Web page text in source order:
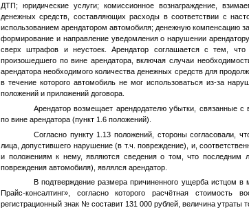
ДТП; юридические услуги; комиссионное вознаграждение,
денежных средств, составляющих расходы в соответствии с
использованием арендатором автомобиля; денежную компенсацию
формирование и направление уведомления о нарушении
сверх штрафов и неустоек. Арендатор соглашается с тем, что
произошедшего по вине арендатора, включая случаи
арендатора необходимого количества денежных средств для
в течение которого автомобиль не мог использоваться из-за
положений и приложений договора.
Арендатор возмещает арендодателю убытки, связанные с
по вине арендатора (пункт 1.6 положений).
Согласно пункту 1.13 положений, стороны согласовали,
лица, допустившего нарушение (в т.ч. повреждение), и,
и положениям к нему, являются сведения о том, что
повреждения автомобиля), являлся арендатор.
В подтверждение размера причиненного ущерба истцом
Прайс-консалтинг», согласно которого расчётная стоимость
регистрационный знак №составит 131 000 рублей, величина утраты